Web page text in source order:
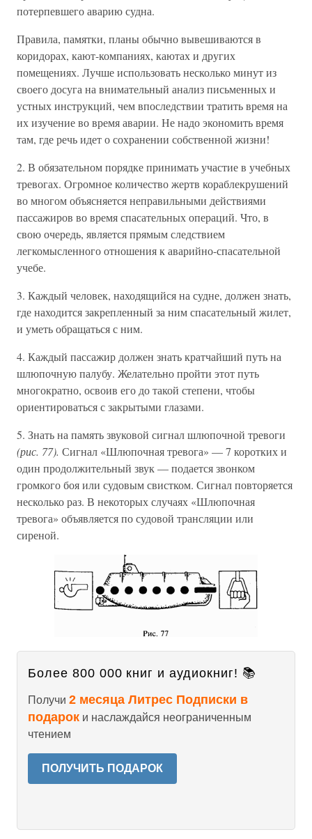
потерпевшего аварию судна.
Правила, памятки, планы обычно вывешиваются в
коридорах, кают-компаниях, каютах и других
помещениях. Лучше использовать несколько минут из
своего досуга на внимательный анализ письменных и
устных инструкций, чем впоследствии тратить время на
их изучение во время аварии. Не надо экономить время
там, где речь идет о сохранении собственной жизни!
2. В обязательном порядке принимать участие в учебных
тревогах. Огромное количество жертв кораблекрушений
во многом объясняется неправильными действиями
пассажиров во время спасательных операций. Что, в
свою очередь, является прямым следствием
легкомысленного отношения к аварийно-спасательной
учебе.
3. Каждый человек, находящийся на судне, должен знать,
где находится закрепленный за ним спасательный жилет,
и уметь обращаться с ним.
4. Каждый пассажир должен знать кратчайший путь на
шлюпочную палубу. Желательно пройти этот путь
многократно, освоив его до такой степени, чтобы
ориентироваться с закрытыми глазами.
5. Знать на память звуковой сигнал шлюпочной тревоги
(рис. 77). Сигнал «Шлюпочная тревога» — 7 коротких и
один продолжительный звук — подается звонком
громкого боя или судовым свистком. Сигнал повторяется
несколько раз. В некоторых случаях «Шлюпочная
тревога» объявляется по судовой трансляции или
сиреной.
Более 800 000 книг и аудиокниг! 📚
Получи 2 месяца Литрес Подписки в
подарок и наслаждайся неограниченным
чтением
ПОЛУЧИТЬ ПОДАРОК